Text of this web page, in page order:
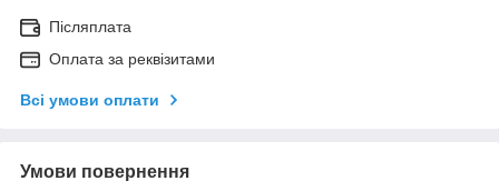
Післяплата
Оплата за реквізитами
Всі умови оплати
Умови повернення